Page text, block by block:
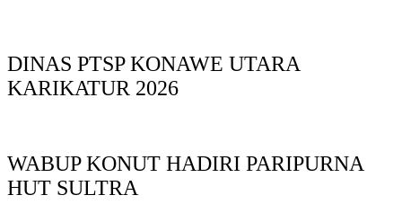
DINAS PTSP KONAWE UTARA
KARIKATUR 2026
WABUP KONUT HADIRI PARIPURNA
HUT SULTRA